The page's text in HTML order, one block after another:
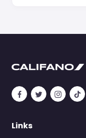
Links